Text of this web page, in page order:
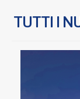
TUTTI I